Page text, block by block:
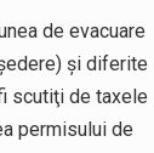
de evacuare
şi diferite
scutiţi de taxele
permisului de